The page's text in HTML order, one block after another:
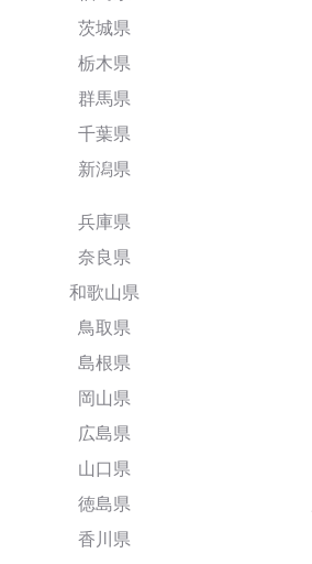
茨城県
栃木県
群馬県
千葉県
新潟県
兵庫県
奈良県
和歌山県
鳥取県
島根県
岡山県
広島県
山口県
徳島県
香川県